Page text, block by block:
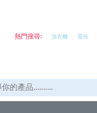
熱門搜尋: 洗衣機 電視